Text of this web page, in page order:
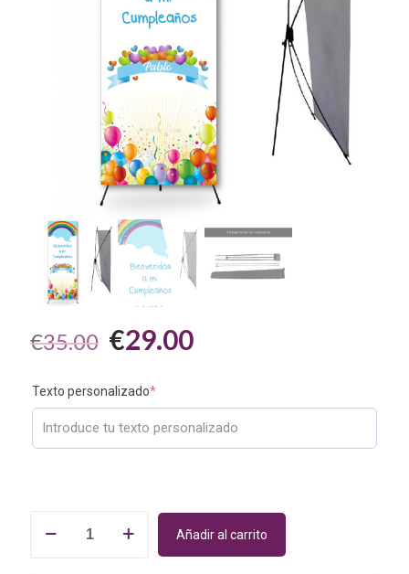
€35.00 El
original
era:
€35.00.
€29.00El
es:
€29.00.
Texto personalizado*
Banner
Añadir al carrito